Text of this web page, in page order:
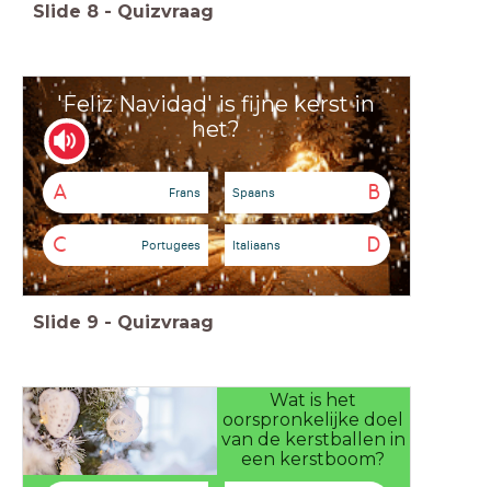
Slide 8 - Quizvraag
'Feliz Navidad' is fijne kerst in
het?
A Frans B
Spaans
C Portugees D
Italiaans
Slide 9 - Quizvraag
Wat is het
oorspronkelijke doel
van de kerstballen in
een kerstboom?